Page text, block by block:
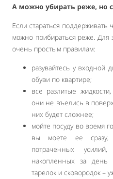
А можно убирать реже, но
Если стараться поддерживать
можно прибираться реже. Для
очень простым правилам:
разувайтесь у входной
обуви по квартире;
все разлитые
они не въелись в
них будет сложнее;
мойте посуду во время
вы моете ее
потраченных
накопленных за
тарелок и сковородок –